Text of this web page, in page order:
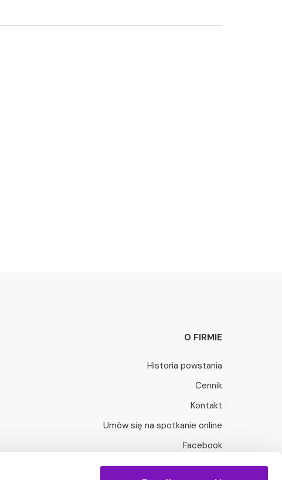
O FIRMIE
Historia powstania
Cennik
Kontakt
Umów się na spotkanie online
Facebook
LinkedIn